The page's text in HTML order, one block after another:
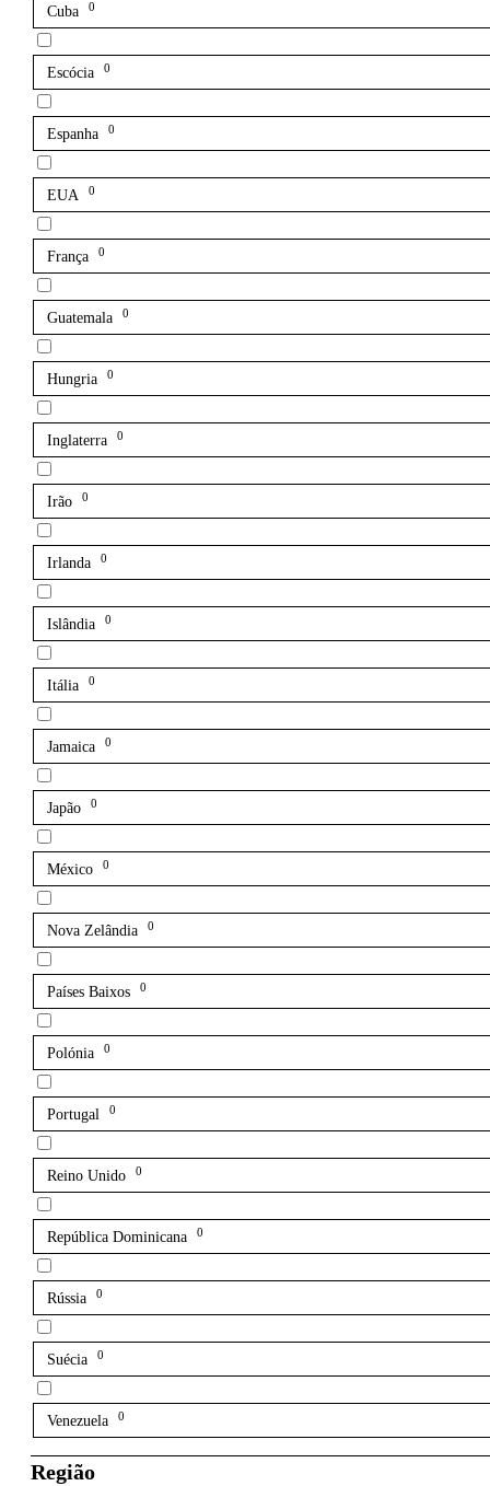
Cuba 0
Escócia 0
Espanha 0
EUA 0
França 0
Guatemala 0
Hungria 0
Inglaterra 0
Irão 0
Irlanda 0
Islândia 0
Itália 0
Jamaica 0
Japão 0
México 0
Nova Zelândia 0
Países Baixos 0
Polónia 0
Portugal 0
Reino Unido 0
República Dominicana 0
Rússia 0
Suécia 0
Venezuela 0
Região